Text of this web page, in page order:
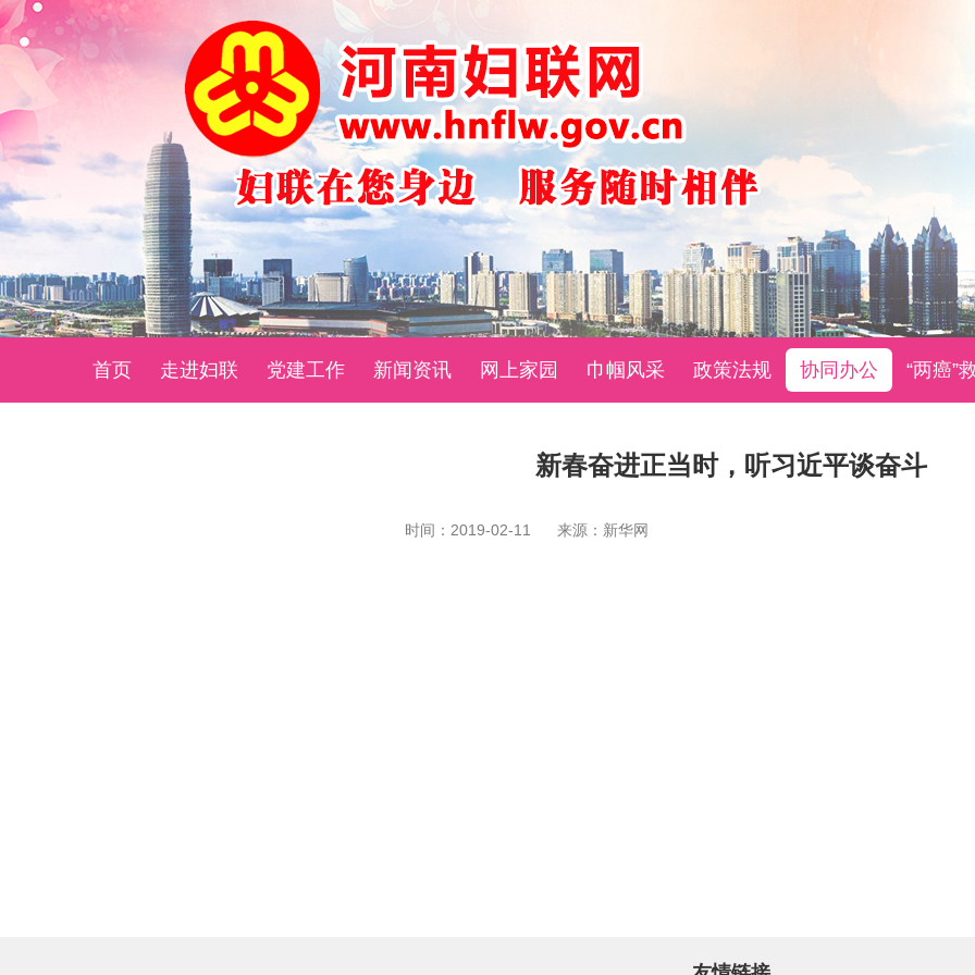
首页 走进妇联 党建工作 新闻资讯 网上家园 巾帼风采 政策法规 协同办公 “两癌”
新春奋进正当时，听习近平谈奋斗
时间：2019-02-11 来源：新华网